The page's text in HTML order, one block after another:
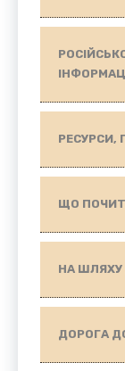
РЕСУРСИ,
ЩО
НА ШЛЯХУ
ДОРОГА